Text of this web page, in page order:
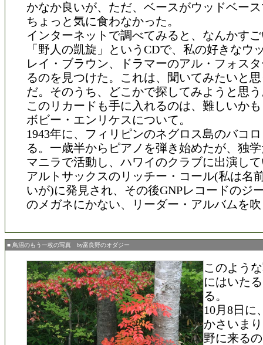
かなか良いが、ただ、ベースがウッドベー
ちょっと気に食わなかった。
インターネットで調べてみると、なんかす
「野人の凱旋」というCDで、私の好きなウ
レイ・ブラウン、ドラマーのアル・フォス
るのを見つけた。これは、聞いてみたいと
だ。そのうち、どこかで探してみようと思
このリカードも手に入れるのは、難しいか
ボビー・エンリケスについて。
1943年に、フィリピンのネグロス島のバコ
る。一歳半からピアノを弾き始めたが、独
マニラで活動し、ハワイのクラブに出演し
アルトサックスのリッチー・コール(私は名
いが)に発見され、その後GNPレコードのジ
のメガネにかない、リーダー・アルバムを
■ 鳥沼のもう一枚の写真 by富良野のオダジー
このよう
にはいた
る。
10月8日に
かさいま
野に来る